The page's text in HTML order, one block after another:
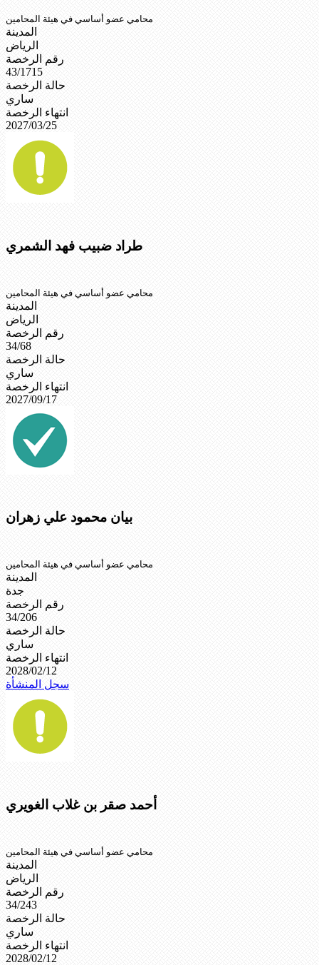
محامي عضو أساسي في هيئة المحامين
المدينة
الرياض
رقم الرخصة
43/1715
حالة الرخصة
ساري
انتهاء الرخصة
2027/03/25
طراد ضبيب فهد الشمري
محامي عضو أساسي في هيئة المحامين
المدينة
الرياض
رقم الرخصة
34/68
حالة الرخصة
ساري
انتهاء الرخصة
2027/09/17
بيان محمود علي زهران
محامي عضو أساسي في هيئة المحامين
المدينة
جدة
رقم الرخصة
34/206
حالة الرخصة
ساري
انتهاء الرخصة
2028/02/12
سجل المنشأة
أحمد صقر بن غلاب الغويري
محامي عضو أساسي في هيئة المحامين
المدينة
الرياض
رقم الرخصة
34/243
حالة الرخصة
ساري
انتهاء الرخصة
2028/02/12